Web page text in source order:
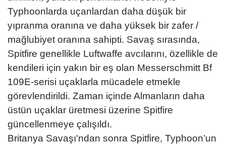
Typhoonlarda uçanlardan daha düşük bir
yıpranma oranına ve daha yüksek bir zafer /
mağlubiyet oranına sahipti. Savaş sırasında,
Spitfire genellikle Luftwaffe avcılarını, özellikle de
kendileri için yakın bir eş olan Messerschmitt Bf
109E-serisi uçaklarla mücadele etmekle
görevlendirildi. Zaman içinde Almanların daha
üstün uçaklar üretmesi üzerine Spitfire
güncellenmeye çalışıldı.
Britanya Savaşı'ndan sonra Spitfire, Typhoon’un